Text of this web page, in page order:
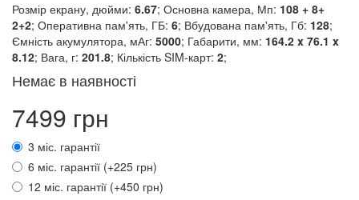
Розмір екрану, дюйми: 6.67; Основна камера, Мп: 108 + 8+
2+2; Оперативна пам'ять, ГБ: 6; Вбудована пам'ять, Гб: 128;
Ємність акумулятора, мАг: 5000; Габарити, мм: 164.2 x 76.1 x
8.12; Вага, г: 201.8; Кількість SIM-карт: 2;
Немає в наявності
7499 грн
3 міс. гарантії
6 міс. гарантії (+225 грн)
12 міс. гарантії (+450 грн)